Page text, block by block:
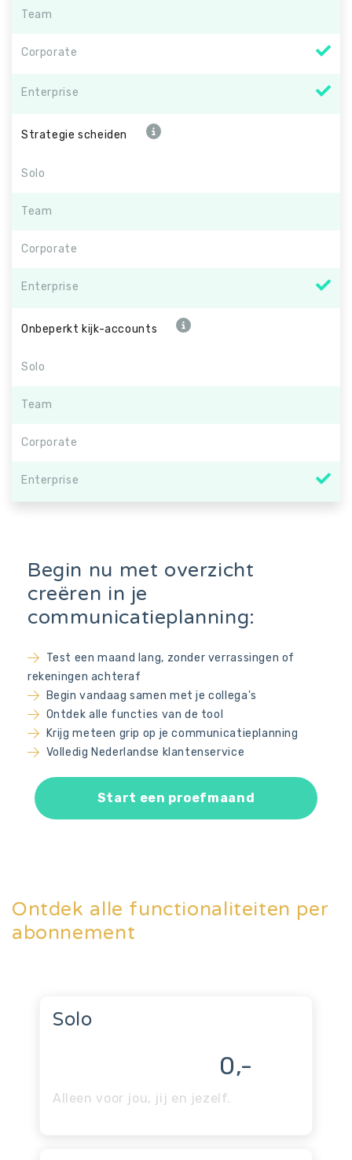
Team
Corporate
Enterprise
Strategie scheiden
Solo
Team
Corporate
Enterprise
Onbeperkt kijk-accounts
Solo
Team
Corporate
Enterprise
Begin nu met overzicht
creëren in je
communicatieplanning:
Test een maand lang, zonder verrassingen of
rekeningen achteraf
Begin vandaag samen met je collega's
Ontdek alle functies van de tool
Krijg meteen grip op je communicatieplanning
Volledig Nederlandse klantenservice
Start een proefmaand
Ontdek alle functionaliteiten per
abonnement
Solo
0,-
Alleen voor jou, jij en jezelf.